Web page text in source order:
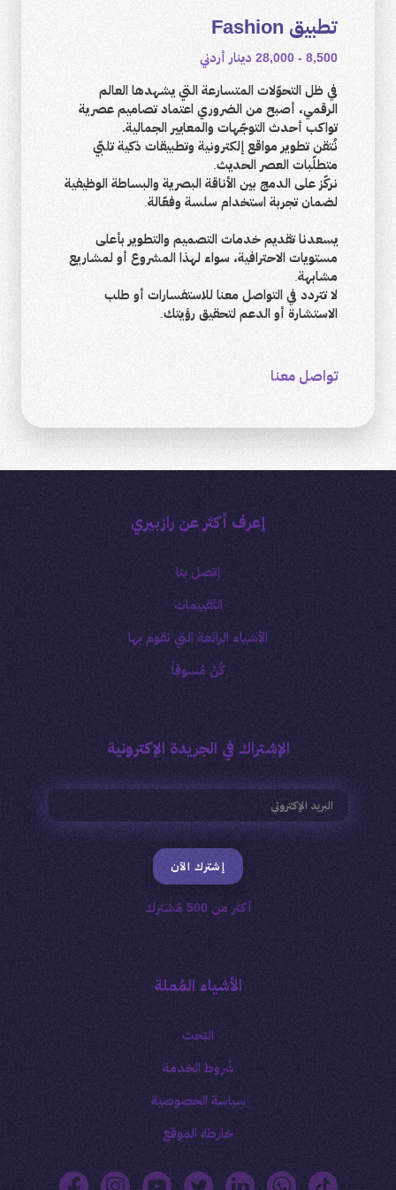
تطبيق Fashion
8,500 - 28,000 دينار أردني
في ظل التحوّلات المتسارعة التي يشهدها العالم
الرقمي، أصبح من الضروري اعتماد تصاميم عصرية
تواكب أحدث التوجّهات والمعايير الجمالية.
نُتقن تطوير مواقع إلكترونية وتطبيقات ذكية تلبّي
متطلّبات العصر الحديث.
نركّز على الدمج بين الأناقة البصرية والبساطة الوظيفية
لضمان تجربة استخدام سلسة وفعّالة.
يسعدنا تقديم خدمات التصميم والتطوير بأعلى
مستويات الاحترافية، سواء لهذا المشروع أو لمشاريع
مشابهة.
لا تتردد في التواصل معنا للاستفسارات أو طلب
الاستشارة أو الدعم لتحقيق رؤيتك.
تواصل معنا
إعرف أكثر عن رازبيري
إتصل بِنا
التَقييمات
الأشياء الرائعة التي نقوم بها
كُنْ مُسوقاً
الإشتراك في الجريدة الإكترونية
إشترك الآن
أكثر من 500 مُشترك
الأشياء المُملة
البَحث
شُروط الخدمة
سِياسة الخصوصية
خارطة الموقع